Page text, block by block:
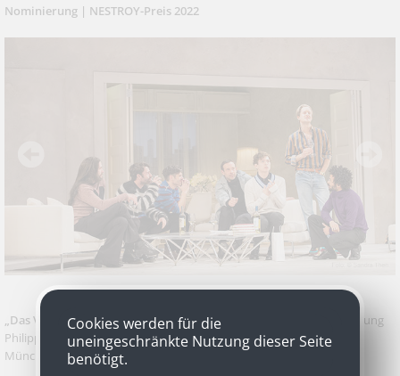
Nominierung | NESTROY-Preis 2022
„Das Vermächtnis (The Inheritance)“ von Matthew Lopez, Inszenierung
Philipp Stölzl, Deutschsprachige Erstaufführung, Residenztheater
München
Cookies werden für die
uneingeschränkte Nutzung dieser Seite
benötigt.